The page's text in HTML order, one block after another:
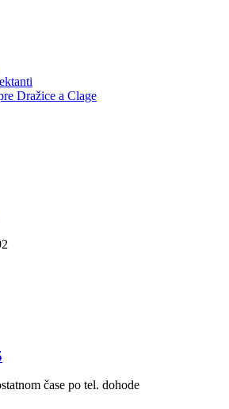
Dražice a Clage
čase po tel. dohode